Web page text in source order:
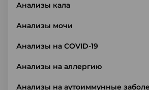
Анализы кала
Анализы мочи
Анализы на COVID-19
Анализы на аллергию
Анализы на аутоиммунные